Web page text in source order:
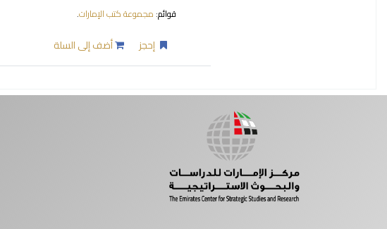
قوائم: مجموعة كتب الإمارات.
إحجز أضف إلى السلة